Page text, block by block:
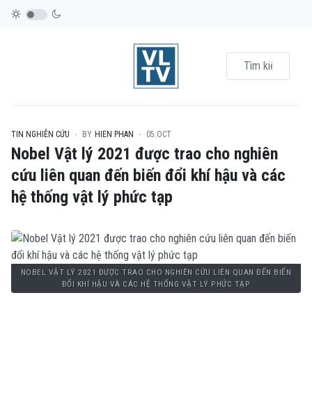
TIN NGHIÊN CỨU BY HIEN PHAN 05.OCT
Nobel Vật lý 2021 được trao cho nghiên
cứu liên quan đến biến đổi khí hậu và các
hệ thống vật lý phức tạp
NOBEL VẬT LÝ 2021 ĐƯỢC TRAO CHO NGHIÊN CỨU LIÊN QUAN ĐẾN BIẾN
ĐỔI KHÍ HẬU VÀ CÁC HỆ THỐNG VẬT LÝ PHỨC TẠP